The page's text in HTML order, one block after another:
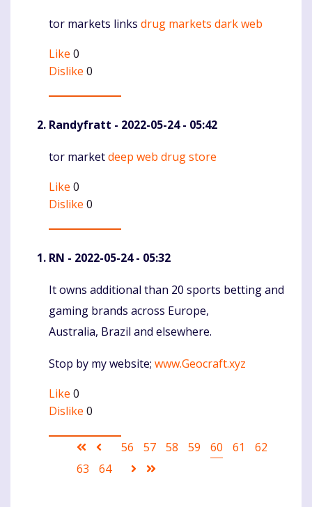
Komentaras
tor markets links drug markets dark web
Like 0
Dislike 0
Randyfratt - 2022-05-24 - 05:42
Komentaras
tor marketdeep web drug store
Like 0
Dislike 0
RN - 2022-05-24 - 05:32
Komentaras
It owns additional than 20 sports betting and
gaming brands across Europe,
Australia, Brazil and elsewhere.
Stop by my website; www.Geocraft.xyz
Like 0
Dislike 0
Pagination
First
page
Ankstesnis
puslapis
Puslapis
56 Puslapis
57 Puslapis
58 Puslapis
59
Current
60 Puslapis
61 Puslapis
62
Puslapis
63 Puslapis
64
Sekantis